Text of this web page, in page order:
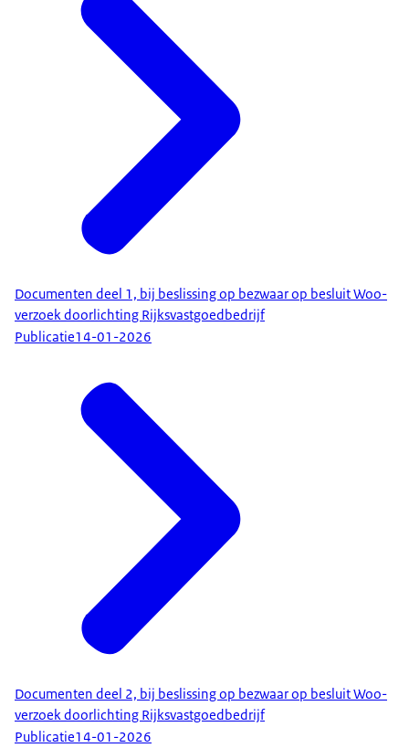
Documenten deel 1, bij beslissing op bezwaar op besluit Woo-
verzoek doorlichting Rijksvastgoedbedrijf
Publicatie14-01-2026
Documenten deel 2, bij beslissing op bezwaar op besluit Woo-
verzoek doorlichting Rijksvastgoedbedrijf
Publicatie14-01-2026